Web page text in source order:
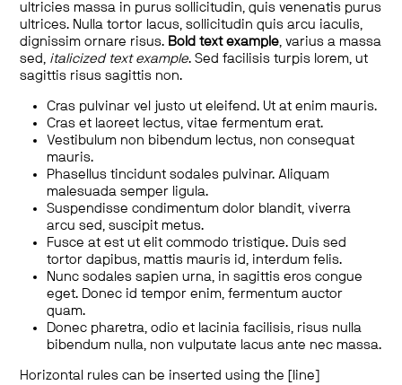
ultricies massa in purus sollicitudin, quis venenatis purus
ultrices. Nulla tortor lacus, sollicitudin quis arcu iaculis,
dignissim ornare risus. Bold text example, varius a massa
sed, italicized text example. Sed facilisis turpis lorem, ut
sagittis risus sagittis non.
Cras pulvinar vel justo ut eleifend. Ut at enim mauris.
Cras et laoreet lectus, vitae fermentum erat.
Vestibulum non bibendum lectus, non consequat
mauris.
Phasellus tincidunt sodales pulvinar. Aliquam
malesuada semper ligula.
Suspendisse condimentum dolor blandit, viverra
arcu sed, suscipit metus.
Fusce at est ut elit commodo tristique. Duis sed
tortor dapibus, mattis mauris id, interdum felis.
Nunc sodales sapien urna, in sagittis eros congue
eget. Donec id tempor enim, fermentum auctor
quam.
Donec pharetra, odio et lacinia facilisis, risus nulla
bibendum nulla, non vulputate lacus ante nec massa.
Horizontal rules can be inserted using the [line]